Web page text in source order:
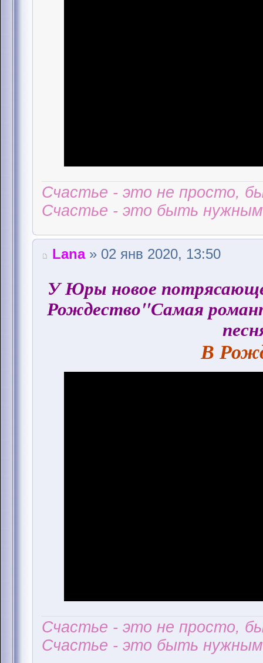
Счастье - это не просто,
Счастье - это быть
Lana» 02 янв 2020, 13:50
У Юры новое
Рождество"Самая
В
Счастье - это не просто,
Счастье - это быть